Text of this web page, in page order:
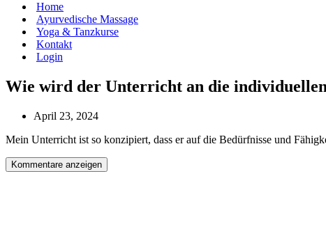
Home
Ayurvedische Massage
Yoga & Tanzkurse
Kontakt
Login
Wie wird der Unterricht an die individuellen
April 23, 2024
Mein Unterricht ist so konzipiert, dass er auf die Bedürfnisse und
Kommentare anzeigen